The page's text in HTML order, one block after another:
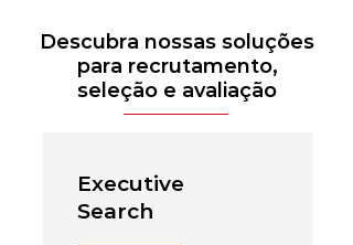
Descubra nossas soluções
para recrutamento,
seleção e avaliação
Executive
Search